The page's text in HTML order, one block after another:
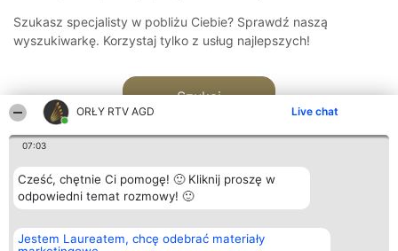
ORŁY RTV AGD Live chat
07:03
Cześć, chętnie Ci pomogę! 🙂 Kliknij proszę w
odpowiedni temat rozmowy! 🙂
Jestem Laureatem, chcę odebrać materiały
Szukasz specjalisty w pobliżu Ciebie? Sprawdź naszą
wyszukiwarkę. Korzystaj tylko z usług najlepszych!
Szukaj
Organizator plebiscytu
Bright Side Solutions sp. z o.
Plebiscyt
Laureaci
Kontakt
Kontakt